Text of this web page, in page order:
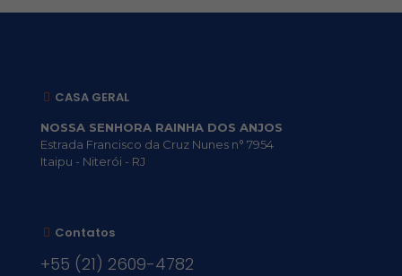
CASA GERAL
NOSSA SENHORA RAINHA DOS ANJOS
Estrada Francisco da Cruz Nunes n° 7954
Itaipu - Niterói - RJ
Contatos
+55 (21) 2609-4782